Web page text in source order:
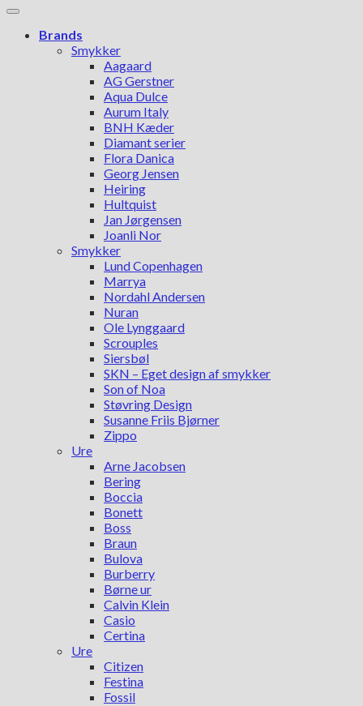
Brands
Smykker
Aagaard
AG Gerstner
Aqua Dulce
Aurum Italy
BNH Kæder
Diamant serier
Flora Danica
Georg Jensen
Heiring
Hultquist
Jan Jørgensen
Joanli Nor
Smykker
Lund Copenhagen
Marrya
Nordahl Andersen
Nuran
Ole Lynggaard
Scrouples
Siersbøl
SKN – Eget design af smykker
Son of Noa
Støvring Design
Susanne Friis Bjørner
Zippo
Ure
Arne Jacobsen
Bering
Boccia
Bonett
Boss
Braun
Bulova
Burberry
Børne ur
Calvin Klein
Casio
Certina
Ure
Citizen
Festina
Fossil